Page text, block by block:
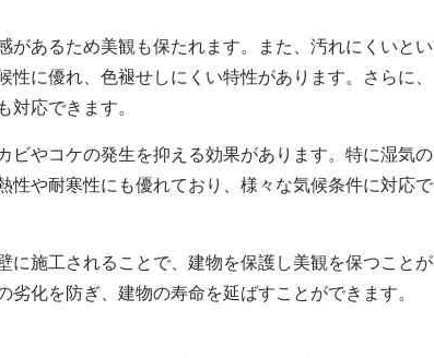
があるため美観も保たれます。また、汚れにくいとい
に優れ、色褪せしにくい特性があります。さらに、
対応できます。
ビやコケの発生を抑える効果があります。特に湿気の
性や耐寒性にも優れており、様々な気候条件に対応で
に施工されることで、建物を保護し美観を保つことが
化を防ぎ、建物の寿命を延ばすことができます。